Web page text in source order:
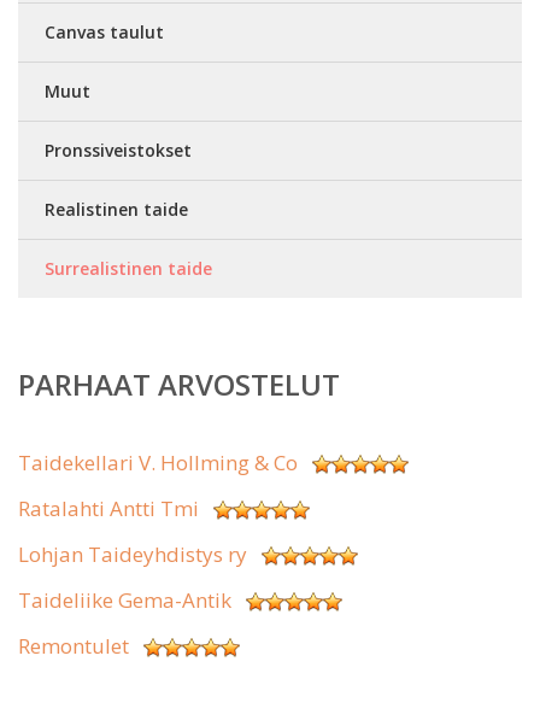
Canvas taulut
Muut
Pronssiveistokset
Realistinen taide
Surrealistinen taide
PARHAAT ARVOSTELUT
Taidekellari V. Hollming & Co
Ratalahti Antti Tmi
Lohjan Taideyhdistys ry
Taideliike Gema-Antik
Remontulet